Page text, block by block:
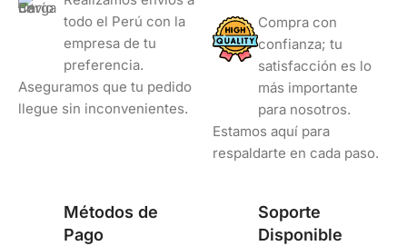
todo el Perú con la
empresa de tu
preferencia.
Aseguramos que tu pedido
llegue sin inconvenientes.
Compra con
confianza; tu
satisfacción es lo
más importante
para nosotros.
Estamos aquí para
respaldarte en cada paso.
Métodos de
Pago
Soporte
Disponible